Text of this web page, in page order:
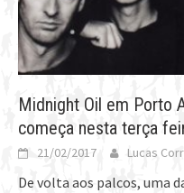
Midnight Oil em Porto
começa nesta terça
21/02/2017 Lucas
De volta aos palcos, uma